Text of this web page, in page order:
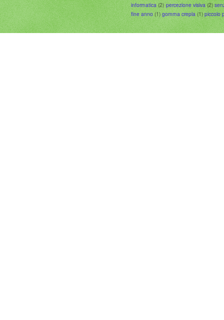
informatica (2) percezione visiva (2)
fine anno (1) gomma crepla (1) piccolo